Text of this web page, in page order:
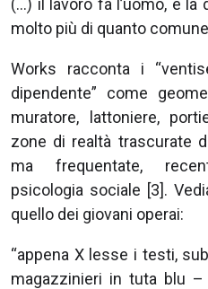
molto più di quanto
Works racconta i
dipendente” come
muratore, lattoniere,
zone di realtà trascurate
ma frequentate,
psicologia sociale [3].
quello dei giovani operai:
“appena X lesse i testi,
magazzinieri in tuta blu